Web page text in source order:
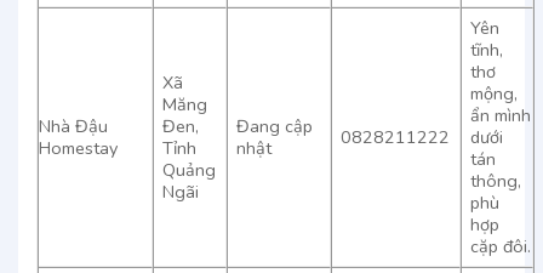
Nhà Đậu
Homestay
Xã
Măng
Đen,
Tỉnh
Quảng
Ngãi
Đang cập
nhật
0828211222
Yên
tĩnh,
thơ
mộng,
ẩn mình
dưới
tán
thông,
phù
hợp
cặp đôi.